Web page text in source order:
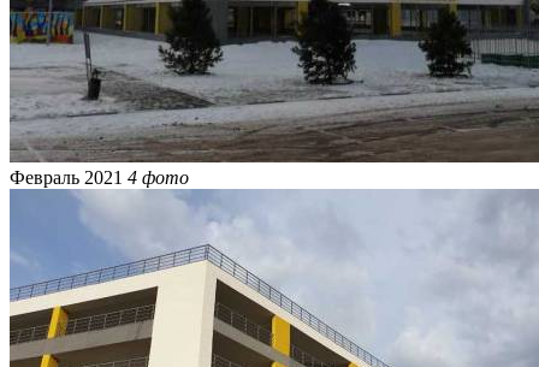
Февраль 2021 4 фото